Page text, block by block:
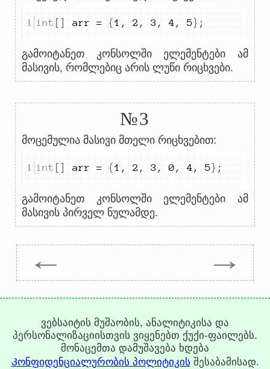
int [] arr = {1 , 2 , 3 , 4 , 5} ;
გამოიტანეთ კონსოლში ელემენტები ამ
მასივის, რომლებიც არის ლუწი რიცხვები.
№3
მოცემულია მასივი მთელი რიცხვებით:
int [] arr = {1 , 2 , 3 , 0 , 4 , 5} ;
გამოიტანეთ კონსოლში ელემენტები ამ
მასივის პირველ ნულამდე.
← →
t.me/trepachev_dmitry
კონფიდენციალურობის პოლიტიკა
კუკიების
კონფიგურაცია
ვებსაიტის მუშაობის, ანალიტიკისა და
პერსონალიზაციისთვის ვიყენებთ ქუქი-ფაილებს.
მონაცემთა დამუშავება ხდება
Კონფიდენციალურობის პოლიტიკის შესაბამისად.